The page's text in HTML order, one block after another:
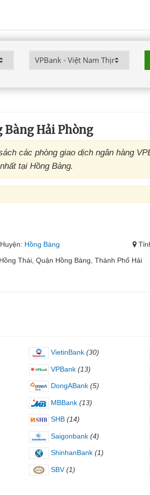
Bàng Hải Phòng
các phòng giao dịch ngân hàng
tại Hồng Bàng.
Hồng Bàng
Thái, Quận Hồng Bàng, Thành Phố Hải
VietinBank (30)
VPBank (13)
DongABank (5)
MBBank (13)
SHB (14)
Saigonbank (4)
ShinhanBank (1)
SBV (1)